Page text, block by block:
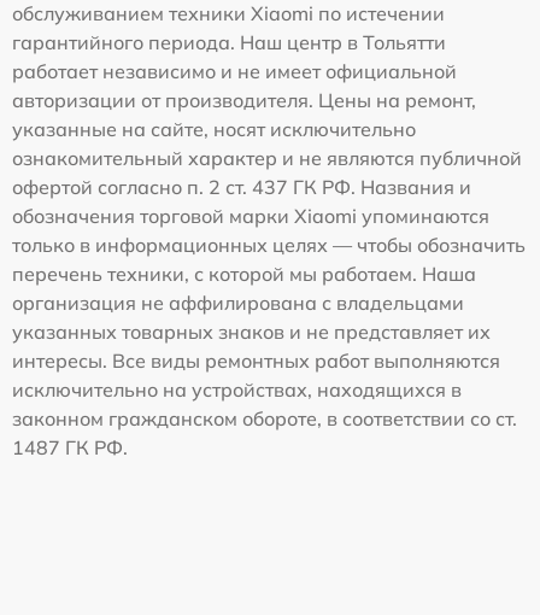
обслуживанием техники Xiaomi по истечении
гарантийного периода. Наш центр в Тольятти
работает независимо и не имеет официальной
авторизации от производителя. Цены на ремонт,
указанные на сайте, носят исключительно
ознакомительный характер и не являются публичной
офертой согласно п. 2 ст. 437 ГК РФ. Названия и
обозначения торговой марки Xiaomi упоминаются
только в информационных целях — чтобы обозначить
перечень техники, с которой мы работаем. Наша
организация не аффилирована с владельцами
указанных товарных знаков и не представляет их
интересы. Все виды ремонтных работ выполняются
исключительно на устройствах, находящихся в
законном гражданском обороте, в соответствии со ст.
1487 ГК РФ.